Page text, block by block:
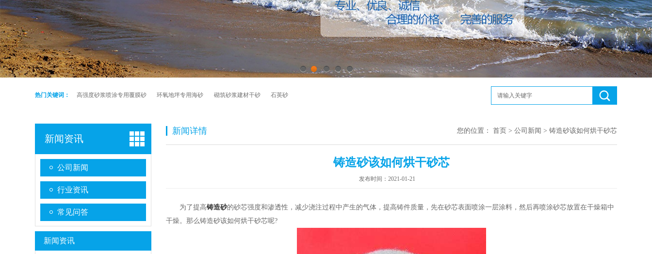
1 2 3 4 5
热门关键词： 高强度砂浆喷涂专用覆膜砂 环氧地坪专用海砂 砌筑砂浆建材干砂 石英砂
新闻资讯
公司新闻
行业资讯
常见问答
新闻资讯
新闻详情 您的位置： 首页 > 公司新闻 > 铸造砂该如何烘干砂芯
铸造砂该如何烘干砂芯
发布时间：2021-01-21
为了提高铸造砂的砂芯强度和渗透性，减少浇注过程中产生的气体，提高铸件质量，先在砂芯表面喷涂一层涂料，然后再喷涂砂芯放置在干燥箱中
干燥。那么铸造砂该如何烘干砂芯呢?